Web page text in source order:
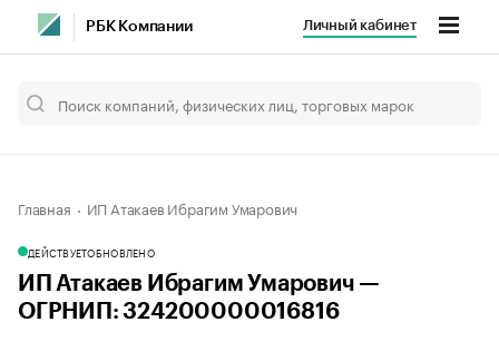
РБК Компании Личный кабинет
Главная ИП Атакаев Ибрагим Умарович
ДЕЙСТВУЕТОБНОВЛЕНО
ИП Атакаев Ибрагим Умарович —
ОГРНИП: 324200000016816